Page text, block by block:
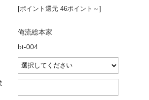
[ポイント還元 46ポイント～]
俺流総本家
bt-004